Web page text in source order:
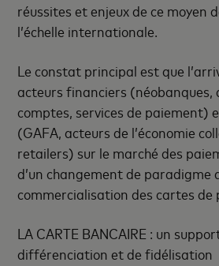
réussites et enjeux de ce moyen
l’échelle internationale.
Le constat principal est que
acteurs financiers (néobanques,
comptes, services de paiement)
(GAFA, acteurs de l’économie
retailers) sur le marché des
d’un changement de paradigme
commercialisation des cartes de
LA CARTE BANCAIRE : un
différenciation et de fidélisation